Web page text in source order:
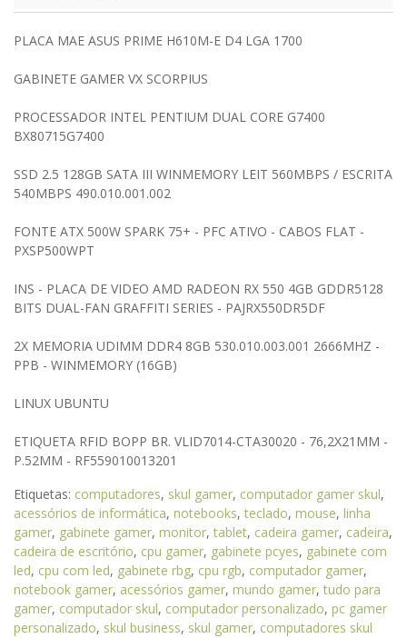
PLACA MAE ASUS PRIME H610M-E D4 LGA 1700
GABINETE GAMER VX SCORPIUS
PROCESSADOR INTEL PENTIUM DUAL CORE G7400
BX80715G7400
SSD 2.5 128GB SATA III WINMEMORY LEIT 560MBPS / ESCRITA
540MBPS 490.010.001.002
FONTE ATX 500W SPARK 75+ - PFC ATIVO - CABOS FLAT -
PXSP500WPT
INS - PLACA DE VIDEO AMD RADEON RX 550 4GB GDDR5128
BITS DUAL-FAN GRAFFITI SERIES - PAJRX550DR5DF
2X MEMORIA UDIMM DDR4 8GB 530.010.003.001 2666MHZ -
PPB - WINMEMORY (16GB)
LINUX UBUNTU
ETIQUETA RFID BOPP BR. VLID7014-CTA30020 - 76,2X21MM -
P.52MM - RF559010013201
Etiquetas: computadores, skul gamer, computador gamer skul,
acessórios de informática, notebooks,teclado, mouse, linha
gamer, gabinete gamer, monitor,tablet, cadeira gamer, cadeira,
cadeira de escritório, cpu gamer, gabinete pcyes, gabinete com
led, cpu com led, gabinete rbg, cpu rgb, computador gamer,
notebook gamer, acessórios gamer, mundo gamer,tudo para
gamer, computador skul, computador personalizado, pc gamer
personalizado, skul business, skul gamer, computadores skul